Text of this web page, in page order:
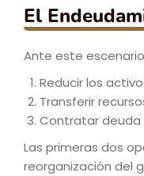
El
Ante este
Reducir los
Transferir
Contratar deuda
Las primeras dos
reorganización del